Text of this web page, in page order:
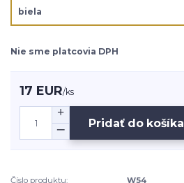
Nie sme platcovia DPH
17 EUR/ks
Pridať do košíka
Číslo produktu: W54